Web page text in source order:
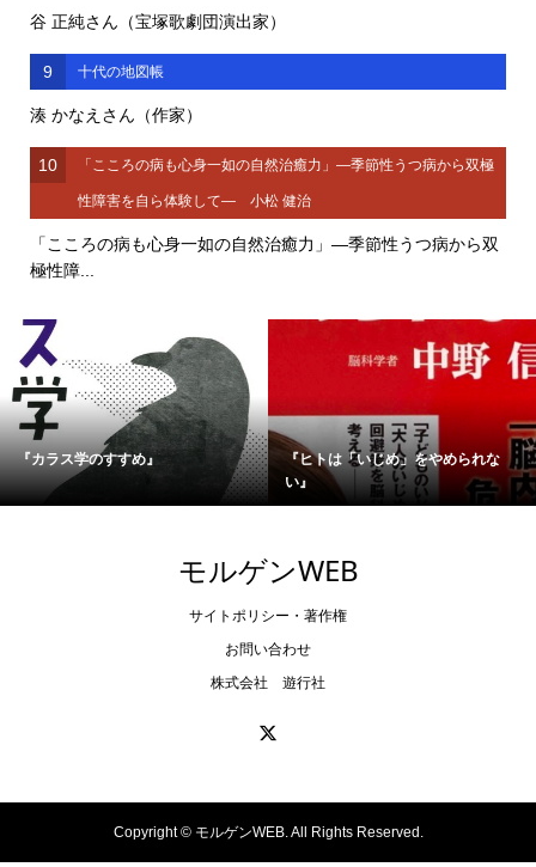
谷 正純さん（宝塚歌劇団演出家）
9 十代の地図帳
湊 かなえさん（作家）
10 「こころの病も心身一如の自然治癒力」―季節性うつ病から双極
性障害を自ら体験して― 小松 健治
「こころの病も心身一如の自然治癒力」―季節性うつ病から双
極性障...
『カラス学のすすめ』
『ヒトは「いじめ」をやめられな
い』
モルゲンWEB
サイトポリシー・著作権
お問い合わせ
株式会社 遊行社
Copyright ©モルゲンWEB. All Rights Reserved.